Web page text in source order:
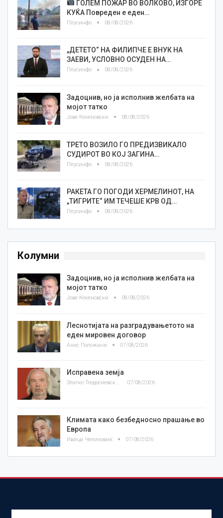
ГОЛЕМ ПОЖАР ВО ВОЛКОВО, ИЗГОРЕ
КУЌА Повреден е еден…
Плусинфо 08/08/2026
„ДЕТЕТО“ НА ФИЛИПЧЕ Е ВНУК НА
ЗАЕВИ, УСЛОВНО ОСУДЕН НА…
Плусинфо 08/08/2026
Задоцнив, но ја исполнив желбата на
мојот татко
Јове Кекеновски 08/08/2026
ТРЕТО ВОЗИЛО ГО ПРЕДИЗВИКАЛО
СУДИРОТ ВО КОЈ ЗАГИНА…
Плусинфо 08/08/2026
РАКЕТА ГО ПОГОДИ ХЕРМЕЛИНОТ, НА
„ТИГРИТЕ“ ИМ ТЕЧЕШЕ КРВ ОД…
Плусинфо 08/08/2026
Колумни
Задоцнив, но ја исполнив желбата на
мојот татко
Јове Кекеновски 08/08/2026
Леснотијата на разградувањетото на
еден мировен договор
Азис Положани 07/08/2026
Исправена земја
Златко Теодосиевски 07/08/2026
Климата како безбедносно прашање во
Европа
Ивица Челиковиќ 07/08/2026